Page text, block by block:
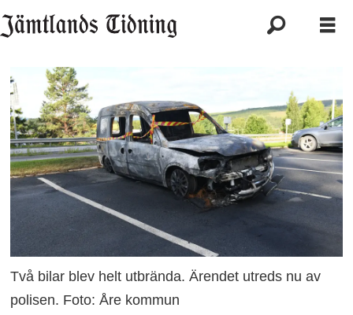
Två bilar blev helt utbrända. Ärendet utreds nu av
polisen. Foto: Åre kommun